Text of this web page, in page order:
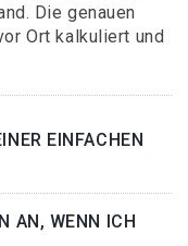
Die genauen
Ort kalkuliert und
EINFACHEN
AN, WENN ICH